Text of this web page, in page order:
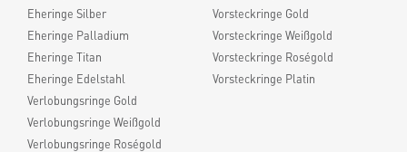
Eheringe Silber
Eheringe Palladium
Eheringe Titan
Eheringe Edelstahl
Verlobungsringe Gold
Verlobungsringe Weißgold
Verlobungsringe Roségold
Vorsteckringe Gold
Vorsteckringe Weißgold
Vorsteckringe Roségold
Vorsteckringe Platin